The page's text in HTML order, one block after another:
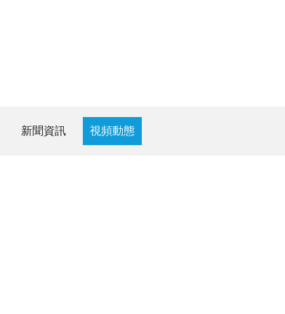
新聞資訊 視頻動態